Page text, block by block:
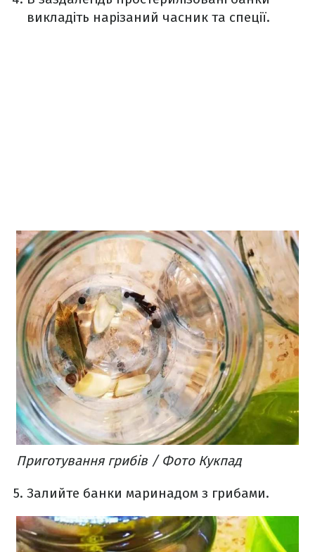
викладіть нарізаний часник та спеції.
Приготування грибів / Фото Кукпад
Залийте банки маринадом з грибами.